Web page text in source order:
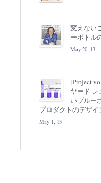
変えない
ーボトル
May 20, 13
[Project
ヤード レ
いブルー
プロダクトのデザイ
May 1, 13